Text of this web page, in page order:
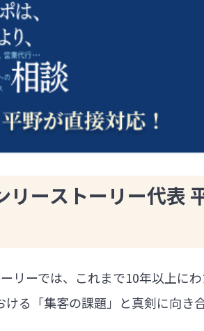
リーストーリー代表
リーでは、これまで10年以上にわ
る「集客の課題」と真剣に向き